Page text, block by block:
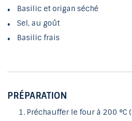
Basilic et origan séché
Sel, au goût
Basilic frais
PRÉPARATION
Préchauffer le four à 200 °C